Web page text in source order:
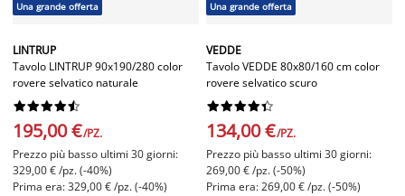
Una grande offerta
LINTRUP
Tavolo LINTRUP 90x190/280 color
rovere selvatico naturale






195,00 €/PZ.
Prezzo più basso ultimi 30 giorni:
329,00 € /pz. (-40%)
Prima era: 329,00 € /pz. (-40%)
Una grande offerta
VEDDE
Tavolo VEDDE 80x80/160 cm color
rovere selvatico scuro






134,00 €/PZ.
Prezzo più basso ultimi 30 giorni:
269,00 € /pz. (-50%)
Prima era: 269,00 € /pz. (-50%)